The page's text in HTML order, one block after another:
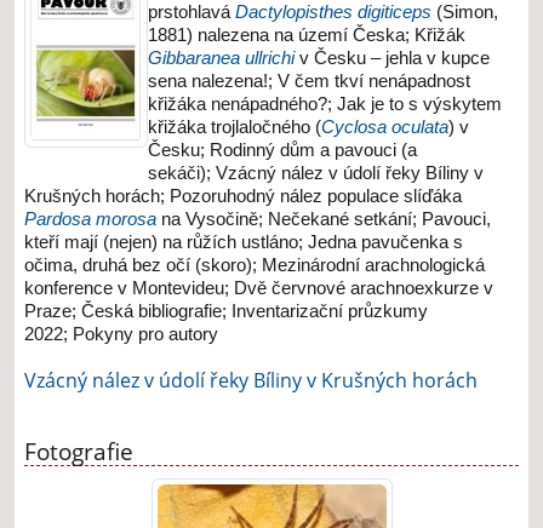
prstohlaváDactylopisthes digiticeps (Simon,
1881) nalezena na území Česka; Křižák
Gibbaranea ullrichiv Česku – jehla v kupce
sena nalezena!; V čem tkví nenápadnost
křižáka nenápadného?; Jak je to s výskytem
křižáka trojlaločného (Cyclosa oculata) v
Česku; Rodinný dům a pavouci (a
sekáči); Vzácný nález v údolí řeky Bíliny v
Krušných horách; Pozoruhodný nález populace slíďáka
Pardosa morosa na Vysočině; Nečekané setkání; Pavouci,
kteří mají (nejen) na růžích ustláno; Jedna pavučenka s
očima, druhá bez očí (skoro); Mezinárodní arachnologická
konference v Montevideu; Dvě červnové arachnoexkurze v
Praze; Česká bibliografie;
Inventarizační průzkumy
2022; Pokyny pro autory
Vzácný nález v údolí řeky Bíliny v Krušných horách
Fotografie